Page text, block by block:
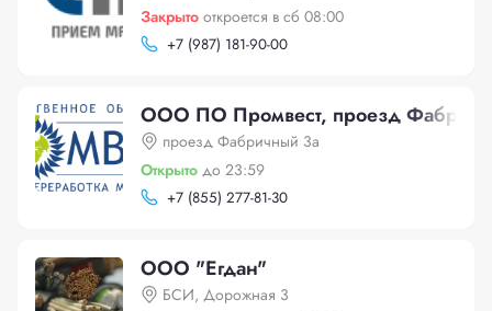
Закрыто откроется в сб 08:00
+7 (987) 181-90-00
ООО ПО Промвест, проезд
проезд Фабричный 3а
Открыто до 23:59
+7 (855) 277-81-30
ООО "Егдан"
БСИ, Дорожная 3